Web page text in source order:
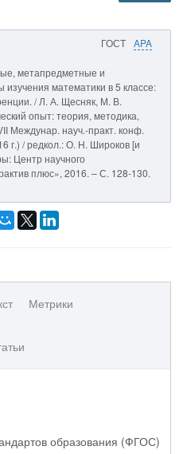
ГОСТ APA
метапредметные и
изучения математики в 5 классе:
/ Л. А. Щесняк, М. В.
опыт: теория, методика,
Междунар. науч.-практ. конф.
г.) / редкол.: О. Н. Широков [и
Центр научного
плюс», 2016. – С. 128-130.
Метрики
образования (ФГОС)